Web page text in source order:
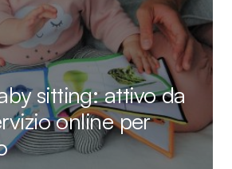
sitting: attivo da
online per